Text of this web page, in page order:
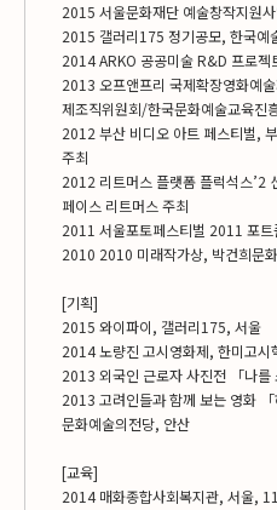
2015 서울문화재단 예술창작지원
2015 갤러리175 정기공모, 한국예
2014 ARKO 공공미술 R&D 프로젝
2013 오프앤프리 국제확장영화예
제조직위원회/한국문화예술교육진
2012 부산 비디오 아트 페스티벌,
주최
2012 리트머스 플랫폼 플럭석스’2
페이스 리트머스 주최
2011 서울포토페스티벌 2011 포
2010 2010 미래작가상, 박건희문
[기획]
2015 와이파이, 갤러리175, 서울
2014 노량진 고시영화제, 한미고시
2013 외국인 근로자 사진전 「나
2013 고려인들과 함께 보는 영화
문화예술의전당, 안산
[교육]
2014 매화종합사회복지관, 서울,